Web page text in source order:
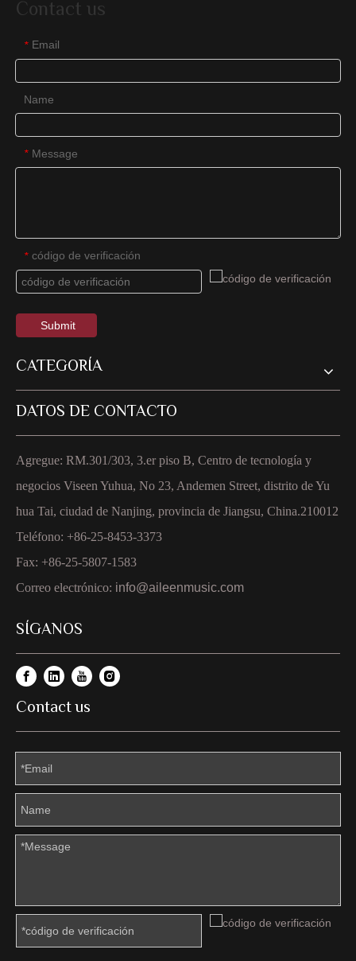
Contact us
* Email
Name
* Message
* código de verificación
Submit
CATEGORÍA
DATOS DE CONTACTO
Agregue: RM.301/303, 3.er piso B, Centro de tecnología y
negocios Viseen Yuhua, No 23, Andemen Street, distrito de Yu
hua Tai, ciudad de Nanjing, provincia de Jiangsu, China.210012
Teléfono: +86-25-8453-3373
Fax: +86-25-5807-1583
Correo electrónico: info@aileenmusic.com
SÍGANOS
Contact us